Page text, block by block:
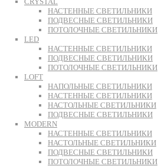
НАСТЕННЫЕ СВЕТИЛЬНИКИ
ПОДВЕСНЫЕ СВЕТИЛЬНИКИ
ПОТОЛОЧНЫЕ СВЕТИЛЬНИКИ
LED
НАСТЕННЫЕ СВЕТИЛЬНИКИ
ПОДВЕСНЫЕ СВЕТИЛЬНИКИ
ПОТОЛОЧНЫЕ СВЕТИЛЬНИКИ
LOFT
НАПОЛЬНЫЕ СВЕТИЛЬНИКИ
НАСТЕННЫЕ СВЕТИЛЬНИКИ
НАСТОЛЬНЫЕ СВЕТИЛЬНИКИ
ПОДВЕСНЫЕ СВЕТИЛЬНИКИ
MODERN
НАСТЕННЫЕ СВЕТИЛЬНИКИ
НАСТОЛЬНЫЕ СВЕТИЛЬНИКИ
ПОДВЕСНЫЕ СВЕТИЛЬНИКИ
ПОТОЛОЧНЫЕ СВЕТИЛЬНИКИ